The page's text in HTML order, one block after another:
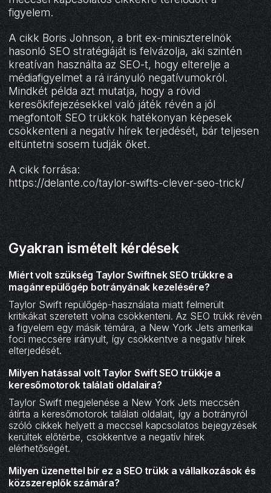
figyelem.
A cikk Boris Johnson, a brit ex-miniszterelnök
hasonló SEO stratégiáját is felvázolja, aki szintén
kreatívan használta az SEO-t, hogy elterelje a
médiafigyelmet a rá irányuló negatívumokról.
Mindkét példa azt mutatja, hogy a rövid
keresőkifejezésekkel való játék révén a jól
megfontolt SEO trükkök hatékonyan képesek
csökkenteni a negatív hírek terjedését, bár teljesen
eltüntetni sosem tudják őket.
A cikk forrása:
https://delante.co/taylor-swifts-clever-seo-trick/
Gyakran ismételt kérdések
Miért volt szükség Taylor Swiftnek SEO trükkre a
magánrepülőgép botrányának kezelésére?
Taylor Swift repülőgép-használata miatt felmerült
kritikákat szeretett volna csökkenteni. Az SEO trükk révén
a figyelem egy másik témára, a New York Jets amerikai
foci meccsére irányult, így csökkentve a negatív hírek
elterjedését.
Milyen hatással volt Taylor Swift SEO trükkje a
keresőmotorok találati oldalaira?
Taylor Swift megjelenése a New York Jets meccsén
átírta a keresőmotorok találati oldalait, így a botrányról
szóló cikkek helyett a meccsel kapcsolatos bejegyzések
kerültek előtérbe, csökkentve a negatív hírek
elérhetőségét.
Milyen üzenettel bír ez a SEO trükk a vállalkozások és
közszereplők számára?